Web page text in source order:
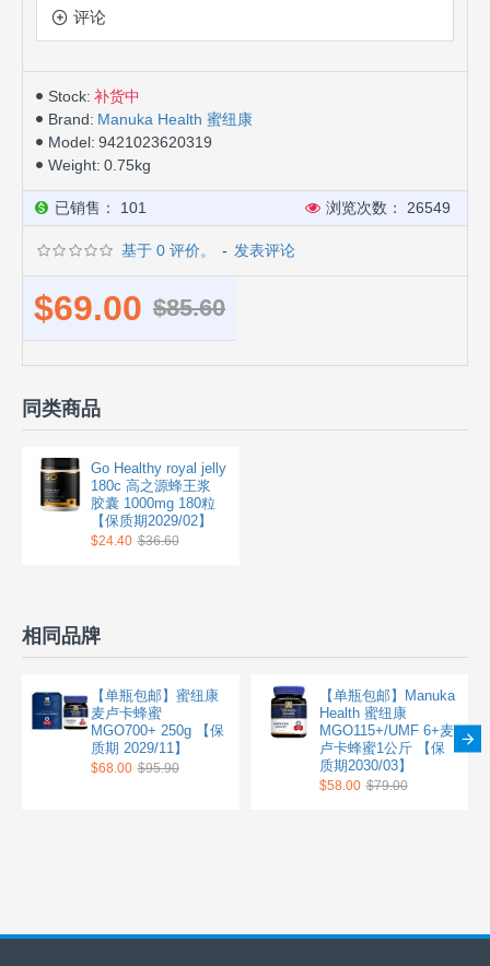
评论
Stock: 补货中
Brand: Manuka Health 蜜纽康
Model: 9421023620319
Weight: 0.75kg
已销售： 101 浏览次数： 26549
基于 0 评价。 - 发表评论
$69.00 $85.60
同类商品
Go Healthy royal jelly
180c 高之源蜂王浆
胶囊 1000mg 180粒
【保质期2029/02】
$24.40 $36.60
相同品牌
【单瓶包邮】蜜纽康
麦卢卡蜂蜜
MGO700+ 250g 【保
质期 2029/11】
$68.00 $95.90
【单瓶包邮】Manuka
Health 蜜纽康
MGO115+/UMF 6+麦
卢卡蜂蜜1公斤 【保
质期2030/03】
$58.00 $79.00